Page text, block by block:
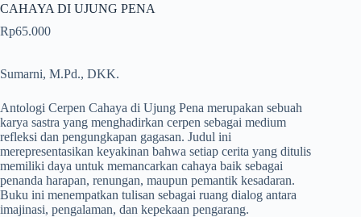
CAHAYA DI UJUNG PENA
Rp65.000
Sumarni, M.Pd., DKK.
Antologi Cerpen Cahaya di Ujung Pena merupakan sebuah
karya sastra yang menghadirkan cerpen sebagai medium
refleksi dan pengungkapan gagasan. Judul ini
merepresentasikan keyakinan bahwa setiap cerita yang ditulis
memiliki daya untuk memancarkan cahaya baik sebagai
penanda harapan, renungan, maupun pemantik kesadaran.
Buku ini menempatkan tulisan sebagai ruang dialog antara
imajinasi, pengalaman, dan kepekaan pengarang.